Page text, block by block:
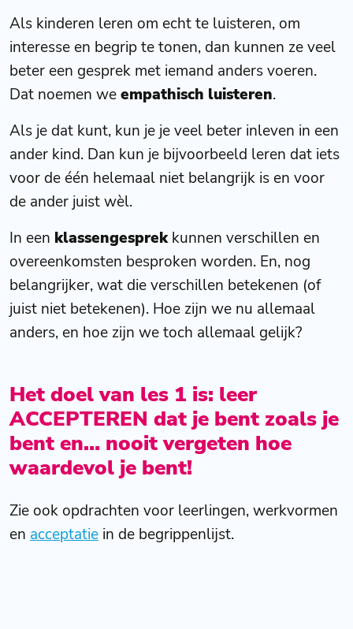
Als kinderen leren om echt te luisteren, om
interesse en begrip te tonen, dan kunnen ze veel
beter een gesprek met iemand anders voeren.
Dat noemen weempathisch luisteren.
Als je dat kunt, kun je je veel beter inleven in een
ander kind. Dan kun je bijvoorbeeld leren dat iets
voor de één helemaal niet belangrijk is en voor
de ander juist wèl.
In een klassengesprekkunnen verschillen en
overeenkomsten besproken worden. En, nog
belangrijker, wat die verschillen betekenen (of
juist niet betekenen). Hoe zijn we nu allemaal
anders, en hoe zijn we toch allemaal gelijk?
Het doel van les 1 is: leer
ACCEPTEREN dat je bent zoals je
bent en… nooit vergeten hoe
waardevol je bent!
Zie ook opdrachten voor leerlingen, werkvormen
en acceptatie in de begrippenlijst.